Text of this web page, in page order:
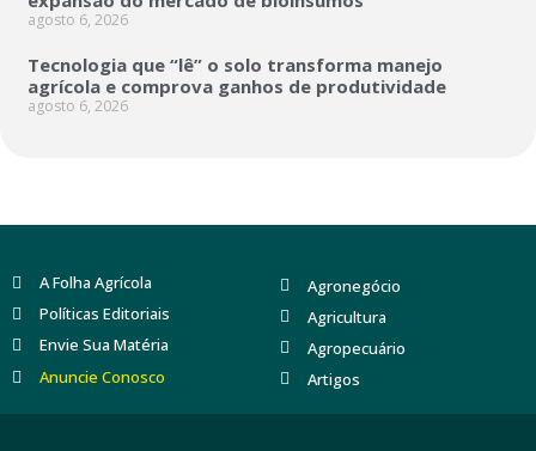
agosto 6, 2026
Tecnologia que “lê” o solo transforma manejo
agrícola e comprova ganhos de produtividade
agosto 6, 2026
A Folha Agrícola
Políticas Editoriais
Envie Sua Matéria
Anuncie Conosco
Agronegócio
Agricultura
Agropecuário
Artigos